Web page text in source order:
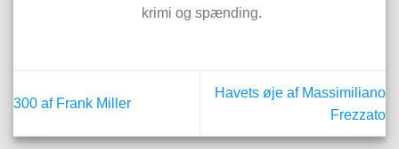
krimi og spænding.
300 af Frank Miller
Havets øje af Massimiliano
Frezzato